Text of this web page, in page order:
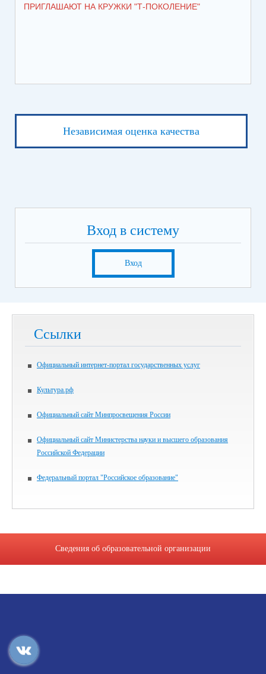
ПРИГЛАШАЮТ НА КРУЖКИ "Т-ПОКОЛЕНИЕ"
Независимая оценка качества
Вход в систему
Вход
Ссылки
Официальный интернет-портал государственных услуг
Культура.рф
Официальный сайт Минпросвещения России
Официальный сайт Министерства науки и высшего образования
Российской Федерации
Федеральный портал "Российское образование"
Сведения об образовательной организации